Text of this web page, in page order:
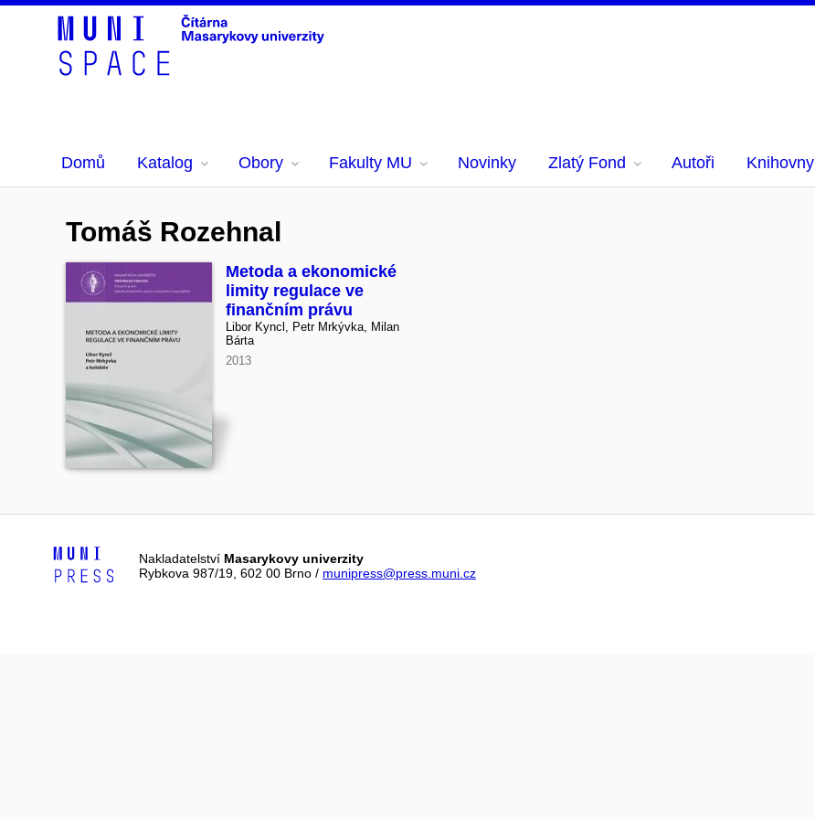
Domů Katalog Obory Fakulty MU Novinky Zlatý Fond Autoři Knihovny
Tomáš Rozehnal
Metoda a ekonomické
limity regulace ve
finančním právu
Libor Kyncl, Petr Mrkývka, Milan
Bárta
2013
Nakladatelství Masarykovy univerzity
Rybkova 987/19, 602 00 Brno / munipress@press.muni.cz